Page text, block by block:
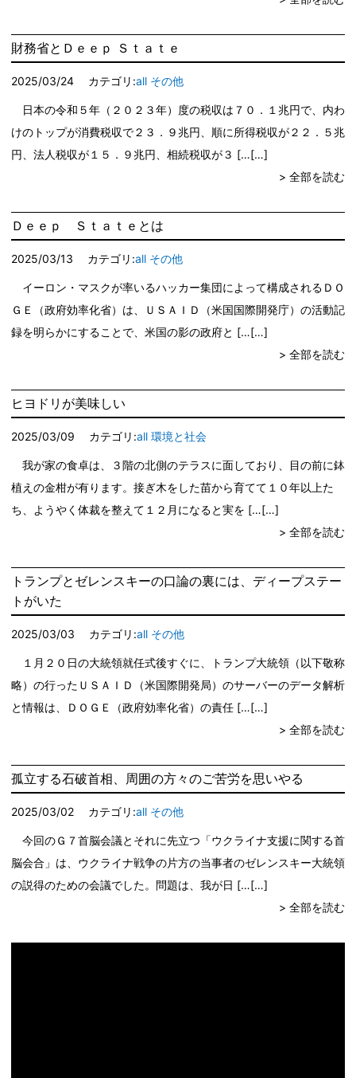
財務省とＤｅｅｐ Ｓｔａｔｅ
2025/03/24 カテゴリ:all その他
日本の令和５年（２０２３年）度の税収は７０．１兆円で、内わ
けのトップが消費税収で２３．９兆円、順に所得税収が２２．５兆
円、法人税収が１５．９兆円、相続税収が３ […
> 全部を読む
Ｄｅｅｐ Ｓｔａｔｅとは
2025/03/13 カテゴリ:all その他
イーロン・マスクが率いるハッカー集団によって構成されるＤＯ
ＧＥ（政府効率化省）は、ＵＳＡＩＤ（米国国際開発庁）の活動記
録を明らかにすることで、米国の影の政府と […
> 全部を読む
ヒヨドリが美味しい
2025/03/09 カテゴリ:all 環境と社会
我が家の食卓は、３階の北側のテラスに面しており、目の前に鉢
植えの金柑が有ります。接ぎ木をした苗から育てて１０年以上た
ち、ようやく体裁を整えて１２月になると実を […
> 全部を読む
トランプとゼレンスキーの口論の裏には、ディープステー
トがいた
2025/03/03 カテゴリ:all その他
１月２０日の大統領就任式後すぐに、トランプ大統領（以下敬称
略）の行ったＵＳＡＩＤ（米国際開発局）のサーバーのデータ解析
と情報は、ＤＯＧＥ（政府効率化省）の責任 […
> 全部を読む
孤立する石破首相、周囲の方々のご苦労を思いやる
2025/03/02 カテゴリ:all その他
今回のＧ７首脳会議とそれに先立つ「ウクライナ支援に関する首
脳会合」は、ウクライナ戦争の片方の当事者のゼレンスキー大統領
の説得のための会議でした。問題は、我が日 […
> 全部を読む